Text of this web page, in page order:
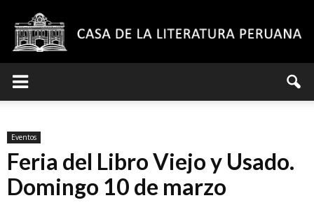
de
Eventos
Feria del Libro Viejo y Usado.
Domingo 10 de marzo